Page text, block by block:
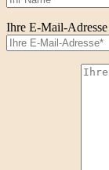
Ihre E-Mail-